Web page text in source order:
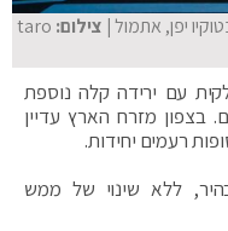
יפן, אתמול| צילום: taro
עם ירידה קלה נוספת
בצפון מזרח הארץ עדיין
רעמים יחידות.
ללא שינוי של ממש